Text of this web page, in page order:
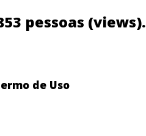
pessoas (views).
de Uso